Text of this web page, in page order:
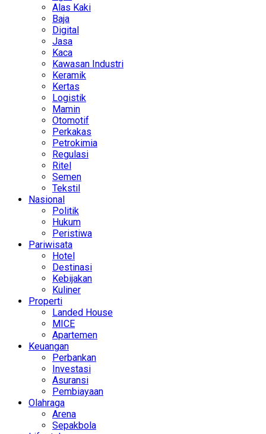
Alas Kaki
Baja
Digital
Jasa
Kaca
Kawasan Industri
Keramik
Kertas
Logistik
Mamin
Otomotif
Perkakas
Petrokimia
Regulasi
Ritel
Semen
Tekstil
Nasional
Politik
Hukum
Peristiwa
Pariwisata
Hotel
Destinasi
Kebijakan
Kuliner
Properti
Landed House
MICE
Apartemen
Keuangan
Perbankan
Investasi
Asuransi
Pembiayaan
Olahraga
Arena
Sepakbola